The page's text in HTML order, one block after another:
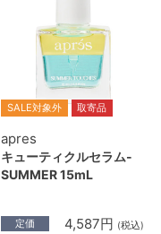
SALE対象外 取寄品
apres
キューティクルセラム-
SUMMER 15mL
定価 4,587円 (税込)